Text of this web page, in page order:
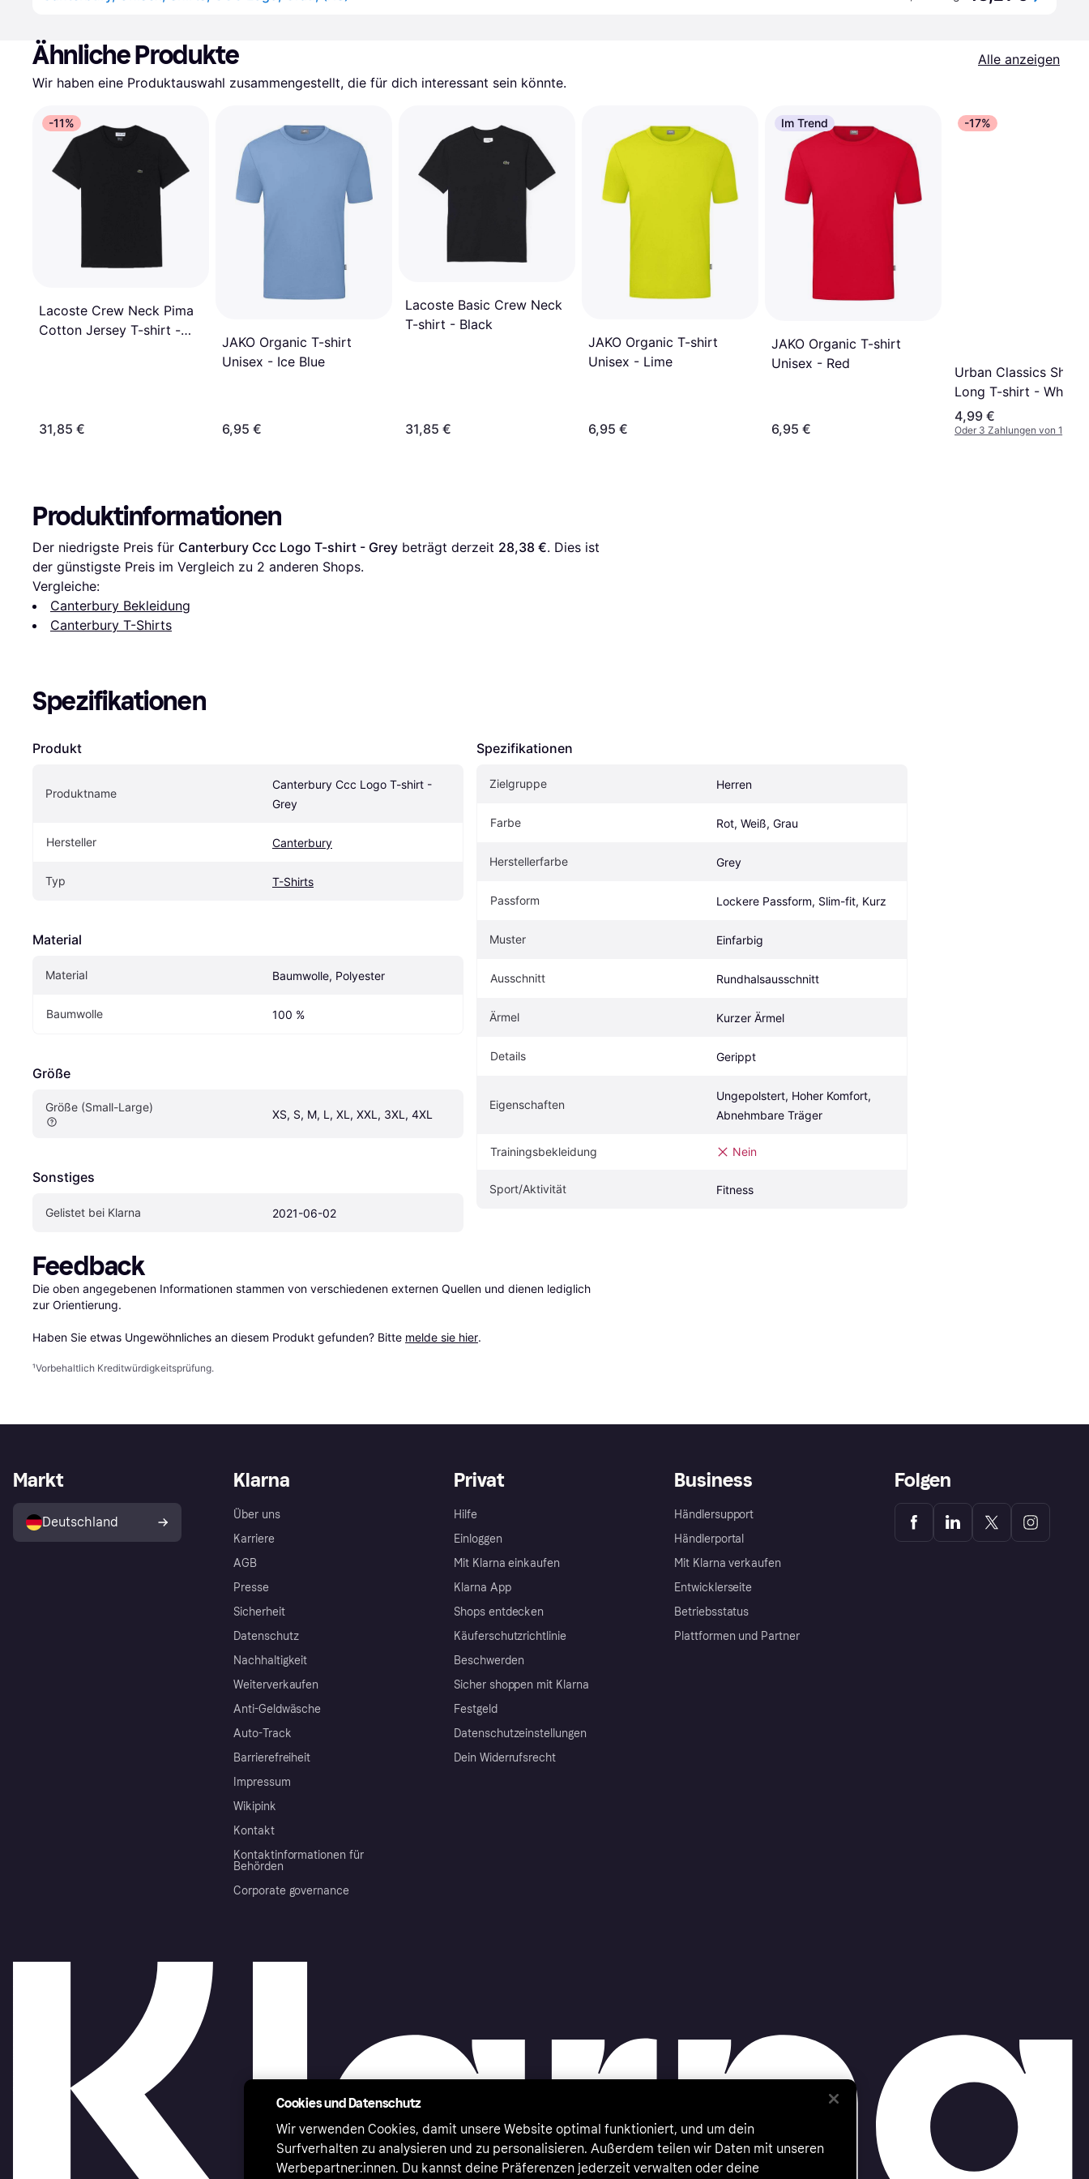
Ähnliche Produkte
Alle anzeigen
Wir haben eine Produktauswahl zusammengestellt, die für dich interessant sein könnte.
-11%
Lacoste Crew Neck Pima
Cotton Jersey T-shirt -
31,85 €
JAKO Organic T-shirt
Unisex - Ice Blue
6,95 €
Lacoste Basic Crew Neck
T-shirt - Black
31,85 €
JAKO Organic T-shirt
Unisex - Lime
6,95 €
Im Trend
JAKO Organic T-shirt
Unisex - Red
6,95 €
-17%
Urban Classics
Long T-shirt - White
4,99 €
Oder 3 Zahlungen von 1,66 €
Produktinformationen
Der niedrigste Preis für Canterbury Ccc Logo T-shirt - Grey beträgt derzeit 28,38 €. Dies ist
der günstigste Preis im Vergleich zu 2 anderen Shops.
Vergleiche:
Canterbury Bekleidung
Canterbury T-Shirts
Spezifikationen
Produkt
Produktname
Canterbury Ccc Logo T-shirt -
Grey
Hersteller Canterbury
Typ T-Shirts
Material
Material Baumwolle, Polyester
Baumwolle 100 %
Größe
Größe (Small-Large)
XS, S, M, L, XL, XXL, 3XL, 4XL
Sonstiges
Gelistet bei Klarna 2021-06-02
Spezifikationen
Zielgruppe Herren
Farbe Rot, Weiß, Grau
Herstellerfarbe Grey
Passform Lockere Passform, Slim-fit, Kurz
Muster Einfarbig
Ausschnitt Rundhalsausschnitt
Ärmel Kurzer Ärmel
Details Gerippt
Eigenschaften
Ungepolstert, Hoher Komfort,
Abnehmbare Träger
Trainingsbekleidung Nein
Sport/Aktivität Fitness
Feedback
Die oben angegebenen Informationen stammen von verschiedenen externen Quellen und dienen lediglich
zur Orientierung.
Haben Sie etwas Ungewöhnliches an diesem Produkt gefunden? Bitte melde sie hier.
¹Vorbehaltlich Kreditwürdigkeitsprüfung.
Klarna
Über uns
Karriere
AGB
Presse
Sicherheit
Datenschutz
Nachhaltigkeit
Weiterverkaufen
Anti-Geldwäsche
Auto-Track
Barrierefreiheit
Impressum
Wikipink
Kontakt
Kontaktinformationen für
Behörden
Corporate governance
Privat
Hilfe
Einloggen
Mit Klarna einkaufen
Klarna App
Shops entdecken
Käuferschutzrichtlinie
Beschwerden
Sicher shoppen mit Klarna
Festgeld
Datenschutzeinstellungen
Dein Widerrufsrecht
Business
Händlersupport
Händlerportal
Mit Klarna verkaufen
Entwicklerseite
Betriebsstatus
Plattformen und Partner
Markt
Deutschland
Folgen
Cookies und Datenschutz
Wir verwenden Cookies, damit unsere Website optimal funktioniert, und um dein
Surfverhalten zu analysieren und zu personalisieren. Außerdem teilen wir Daten mit unseren
Werbepartner:innen. Du kannst deine Präferenzen jederzeit verwalten oder deine